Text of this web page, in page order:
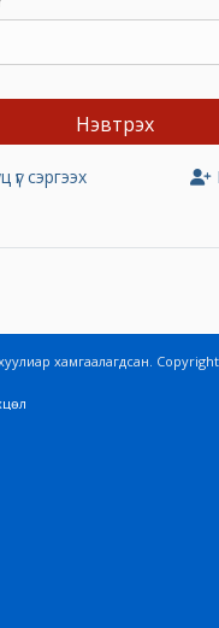
үг сэргээх
хамгаалагдсан.